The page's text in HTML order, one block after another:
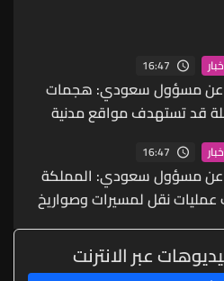
16:47
عن مسؤول سعودي: هجمات
قد تستهدف مواقع مدنية
بما يشمل البنية التحتية
والموانئ والمطارات
16:47
عن مسؤول سعودي: المملكة
نقل لمسيرات وصواريخ
إلى احتمال شن هجمات
من الشمال والجنوب
عبر الانترنت